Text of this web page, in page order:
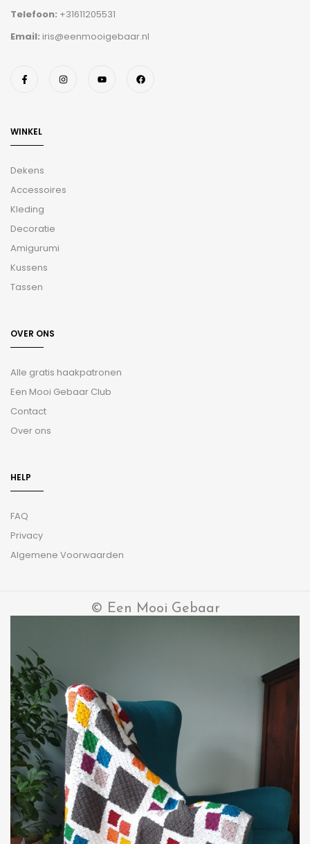
Telefoon: +31611205531
Email: iris@eenmooigebaar.nl
WINKEL
Dekens
Accessoires
Kleding
Decoratie
Amigurumi
Kussens
Tassen
OVER ONS
Alle gratis haakpatronen
Een Mooi Gebaar Club
Contact
Over ons
HELP
FAQ
Privacy
Algemene Voorwaarden
© Een Mooi Gebaar